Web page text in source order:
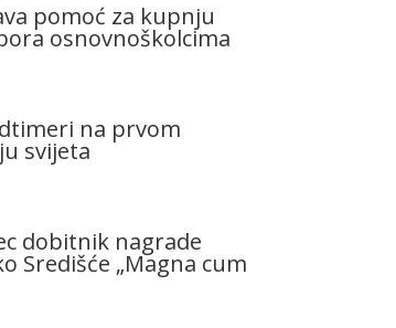
pomoć za kupnju
osnovnoškolcima
na prvom
svijeta
dobitnik nagrade
Središće „Magna cum